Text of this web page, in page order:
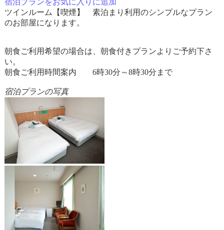
宿泊プランをお気に入りに追加
ツインルーム【喫煙】 素泊まり利用のシンプルなプラン
のお部屋になります。
朝食ご利用希望の場合は、朝食付きプランよりご予約下さ
い。
朝食ご利用時間案内 6時30分～8時30分まで
宿泊プランの写真